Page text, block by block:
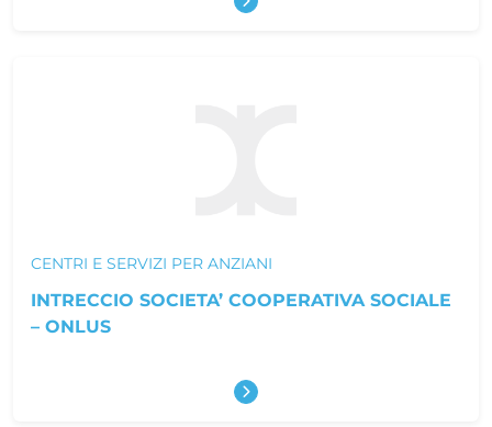
Scopri di più
CENTRI E SERVIZI PER ANZIANI
INTRECCIO SOCIETA’ COOPERATIVA SOCIALE
– ONLUS
Scopri di più